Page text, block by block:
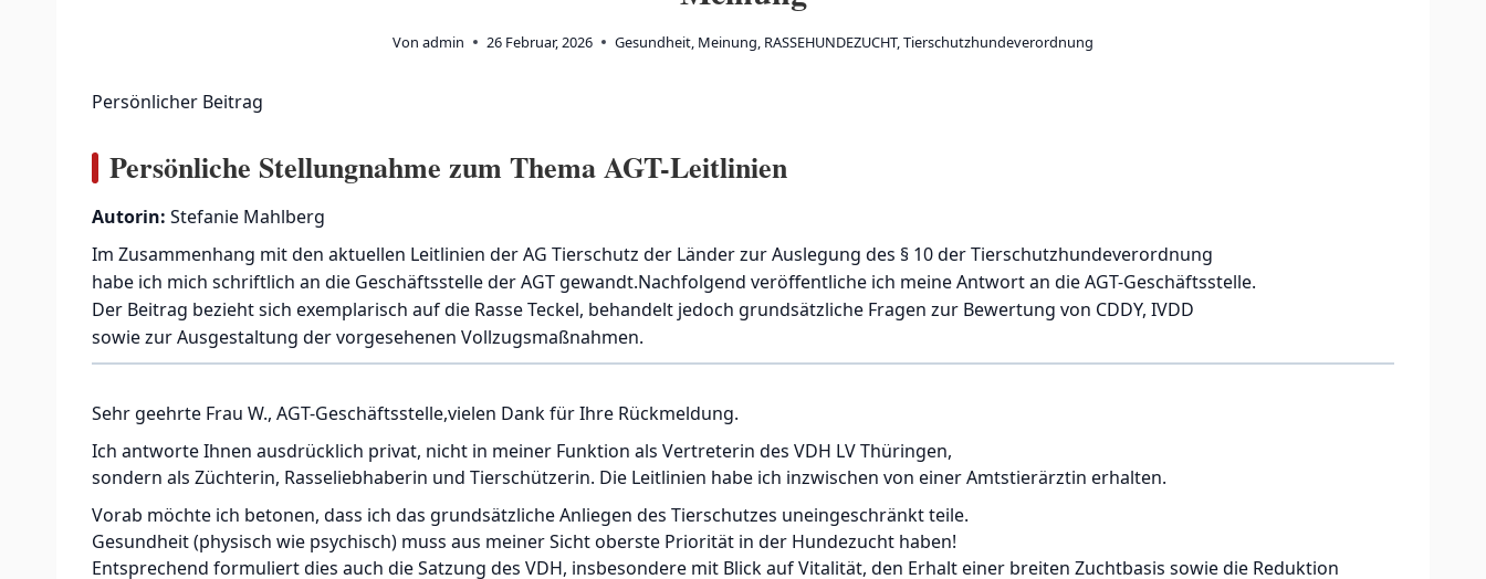
Von admin 26 Februar, 2026 Gesundheit, Meinung, RASSEHUNDEZUCHT,Tierschutzhundeverordnung
Persönlicher Beitrag
Persönliche Stellungnahme zum Thema AGT-Leitlinien
Autorin: Stefanie Mahlberg
Im Zusammenhang mit den aktuellen Leitlinien der AG Tierschutz der Länder zur Auslegung des § 10 der Tierschutzhundeverordnung
habe ich mich schriftlich an die Geschäftsstelle der AGT gewandt.Nachfolgend veröffentliche ich meine Antwort an die AGT-Geschäftsstelle.
Der Beitrag bezieht sich exemplarisch auf die Rasse Teckel, behandelt jedoch grundsätzliche Fragen zur Bewertung von CDDY, IVDD
sowie zur Ausgestaltung der vorgesehenen Vollzugsmaßnahmen.
Sehr geehrte Frau W., AGT-Geschäftsstelle,vielen Dank für Ihre Rückmeldung.
Ich antworte Ihnen ausdrücklich privat, nicht in meiner Funktion als Vertreterin des VDH LV Thüringen,
sondern als Züchterin, Rasseliebhaberin und Tierschützerin. Die Leitlinien habe ich inzwischen von einer Amtstierärztin erhalten.
Vorab möchte ich betonen, dass ich das grundsätzliche Anliegen des Tierschutzes uneingeschränkt teile.
Gesundheit (physisch wie psychisch) muss aus meiner Sicht oberste Priorität in der Hundezucht haben!
Entsprechend formuliert dies auch die Satzung des VDH, insbesondere mit Blick auf Vitalität, den Erhalt einer breiten Zuchtbasis sowie die Reduktion